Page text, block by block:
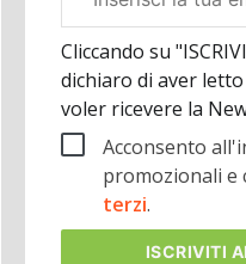
aziendale
Cliccando su
dichiaro di aver
voler ricevere la
Acconsento
promozionali e
terzi.
ISCRIVITI